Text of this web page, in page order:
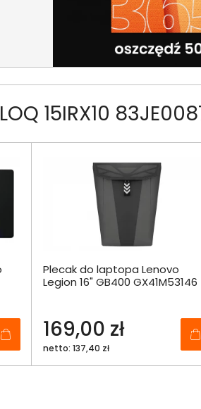
15IRX10
Plecak do laptopa Lenovo
Legion 16" GB400 GX41M53146
169,00 zł
netto: 137,40 zł